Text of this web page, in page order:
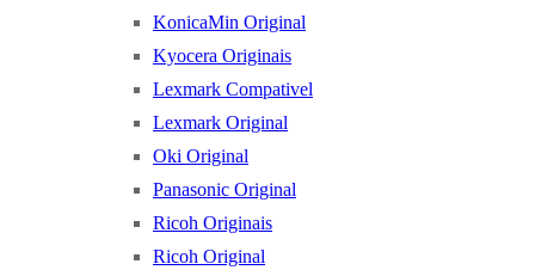
KonicaMin Original
Kyocera Originais
Lexmark Compativel
Lexmark Original
Oki Original
Panasonic Original
Ricoh Originais
Ricoh Original